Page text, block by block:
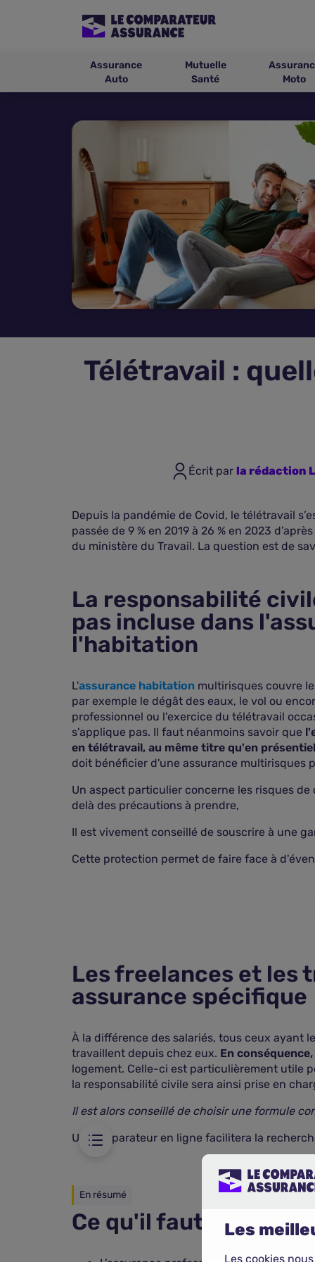
Assurance
Auto
Mutuelle
Santé
Moto
Télétravail :
Écrit par la rédaction
Depuis la pandémie de Covid, le télétravail
passée de 9 % en 2019 à 26 % en 2023
du ministère du Travail. La question est de
incluse dans
La responsabilité
pas incluse dans
l'habitation
L'assurance habitation multirisques couvre
par exemple le dégât des eaux, le vol ou
professionnel ou l'exercice du télétravail
s'applique pas. Il faut néanmoins savoir que
en télétravail, au même titre qu'en présentiel
doit bénéficier d'une assurance multirisques
Un aspect particulier concerne les risques
delà des précautions à prendre,
Il est vivement conseillé de souscrire à une
Cette protection permet de faire face à
Les freelances et les
assurance spécifique
À la différence des salariés, tous ceux ayant
travaillent depuis chez eux. En
logement. Celle-ci est particulièrement utile
la responsabilité civile sera ainsi prise en
Il est alors conseillé de choisir une formule
Un comparateur en ligne facilitera la
En résumé
Ce qu'il faut retenir
Les
Les cookies